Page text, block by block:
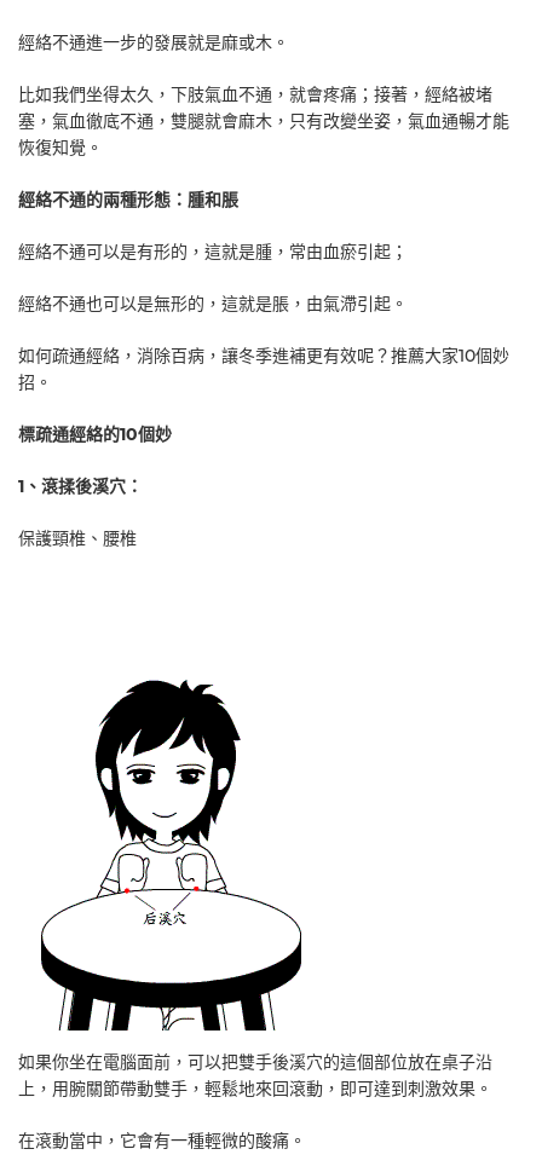
經絡不通進一步的發展就是麻或木。
比如我們坐得太久，下肢氣血不通，就會疼痛；接著，經絡被堵
塞，氣血徹底不通，雙腿就會麻木，只有改變坐姿，氣血通暢才能
恢復知覺。
經絡不通的兩種形態：腫和脹
經絡不通可以是有形的，這就是腫，常由血瘀引起；
經絡不通也可以是無形的，這就是脹，由氣滯引起。
如何疏通經絡，消除百病，讓冬季進補更有效呢？推薦大家10個妙
招。
標疏通經絡的10個妙
1、滾揉後溪穴：
保護頸椎、腰椎
如果你坐在電腦面前，可以把雙手後溪穴的這個部位放在桌子沿
上，用腕關節帶動雙手，輕鬆地來回滾動，即可達到刺激效果。
在滾動當中，它會有一種輕微的酸痛。